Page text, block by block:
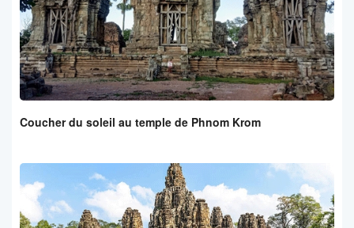
Coucher du soleil au temple de Phnom Krom